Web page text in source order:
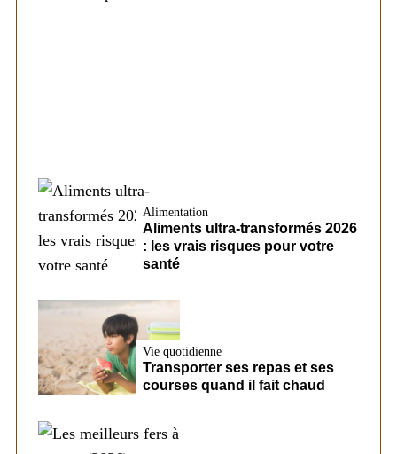
Alimentation
Aliments ultra-transformés 2026
: les vrais risques pour votre
santé
Vie quotidienne
Transporter ses repas et ses
courses quand il fait chaud